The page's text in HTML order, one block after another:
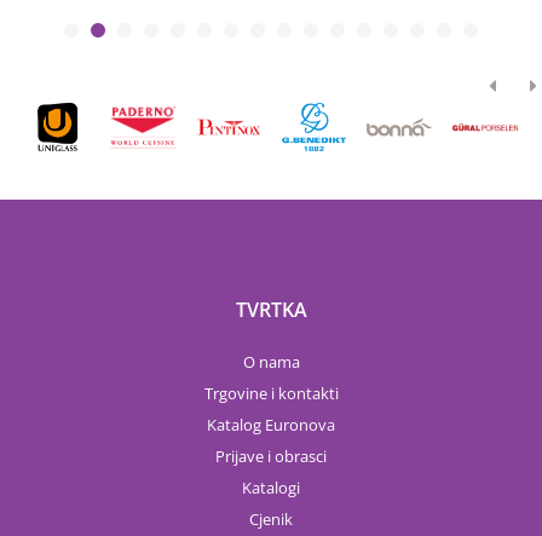
TVRTKA
O nama
Trgovine i kontakti
Katalog Euronova
Prijave i obrasci
Katalogi
Cjenik